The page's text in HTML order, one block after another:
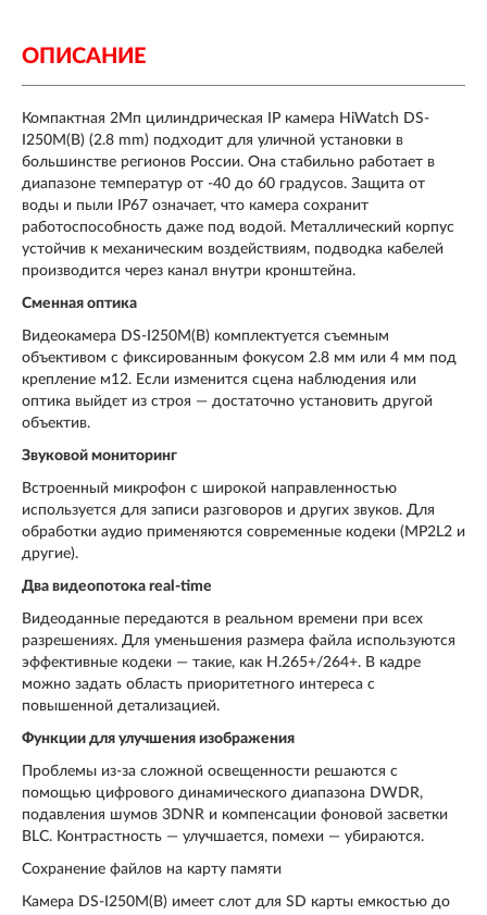
ОПИСАНИЕ
Компактная 2Мп цилиндрическая IP камера HiWatch DS-
I250M(B) (2.8 mm) подходит для уличной установки в
большинстве регионов России. Она стабильно работает в
диапазоне температур от -40 до 60 градусов. Защита от
воды и пыли IP67 означает, что камера сохранит
работоспособность даже под водой. Металлический корпус
устойчив к механическим воздействиям, подводка кабелей
производится через канал внутри кронштейна.
Сменная оптика
Видеокамера DS-I250M(B) комплектуется съемным
объективом с фиксированным фокусом 2.8 мм или 4 мм под
крепление м12. Если изменится сцена наблюдения или
оптика выйдет из строя — достаточно установить другой
объектив.
Звуковой мониторинг
Встроенный микрофон с широкой направленностью
используется для записи разговоров и других звуков. Для
обработки аудио применяются современные кодеки (MP2L2 и
другие).
Два видеопотока real-time
Видеоданные передаются в реальном времени при всех
разрешениях. Для уменьшения размера файла используются
эффективные кодеки — такие, как H.265+/264+. В кадре
можно задать область приоритетного интереса с
повышенной детализацией.
Функции для улучшения изображения
Проблемы из-за сложной освещенности решаются с
помощью цифрового динамического диапазона DWDR,
подавления шумов 3DNR и компенсации фоновой засветки
BLC. Контрастность — улучшается, помехи — убираются.
Сохранение файлов на карту памяти
Камера DS-I250M(B) имеет слот для SD карты емкостью до